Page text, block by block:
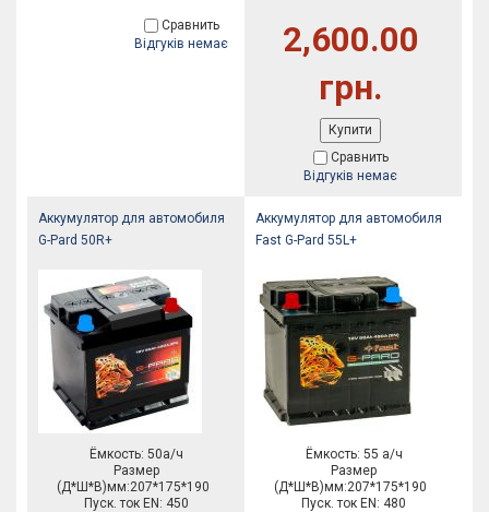
Сравнить
Відгуків немає
2,600.00
грн.
Купити
Сравнить
Відгуків немає
Аккумулятор для автомобиля
G-Pard 50R+
Ёмкость: 50а/ч
Размер
(Д*Ш*В)мм:207*175*190
Пуск. ток EN: 450
Аккумулятор для автомобиля
Fast G-Pard 55L+
Ёмкость: 55 а/ч
Размер
(Д*Ш*В)мм:207*175*190
Пуск. ток EN: 480